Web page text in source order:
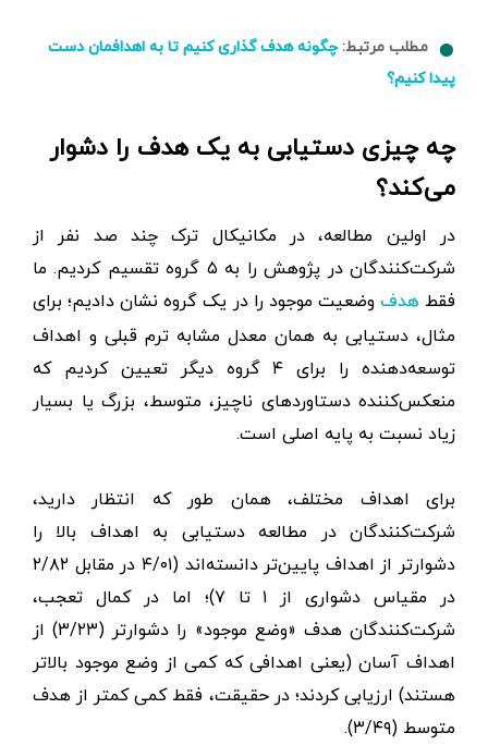
مطلب مرتبط:چگونه هدف گذاری کنیم تا به اهدافمان دست
پیدا کنیم؟
چه چیزی دستیابی به یک هدف را دشوار
می‌کند؟
در اولین مطالعه، در مکانیکال ترک چند صد نفر از
شرکت‌کنندگان در پژوهش را به ۵ گروه تقسیم کردیم. ما
فقط هدف وضعیت موجود را در یک گروه نشان دادیم؛ برای
مثال، دستیابی به همان معدل مشابه ترم قبلی و اهداف
توسعه‌دهنده را برای ۴ گروه دیگر تعیین کردیم که
منعکس‌کننده دستاوردهای ناچیز، متوسط​​، بزرگ یا بسیار
زیاد نسبت به پایه اصلی است.
برای اهداف مختلف، همان‌ طور که انتظار دارید،
شرکت‌کنندگان در مطالعه دستیابی به اهداف بالا را
دشوارتر از اهداف پایین‌تر دانسته‌اند (۴/۰۱ در مقابل ۲/۸۲
در مقیاس دشواری از ۱ تا ۷)؛ اما در کمال تعجب،
شرکت‌کنندگان هدف «وضع موجود» را دشوارتر (۳/۲۳) از
اهداف آسان (یعنی اهدافی که کمی از وضع موجود بالاتر
هستند) ارزیابی کردند؛ در حقیقت، فقط کمی کمتر از هدف
متوسط ​(۳/۴۹).